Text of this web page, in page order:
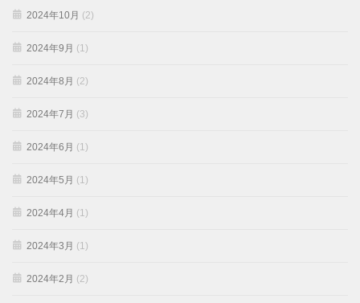
2024年10月 (2)
2024年9月 (1)
2024年8月 (2)
2024年7月 (3)
2024年6月 (1)
2024年5月 (1)
2024年4月 (1)
2024年3月 (1)
2024年2月 (2)